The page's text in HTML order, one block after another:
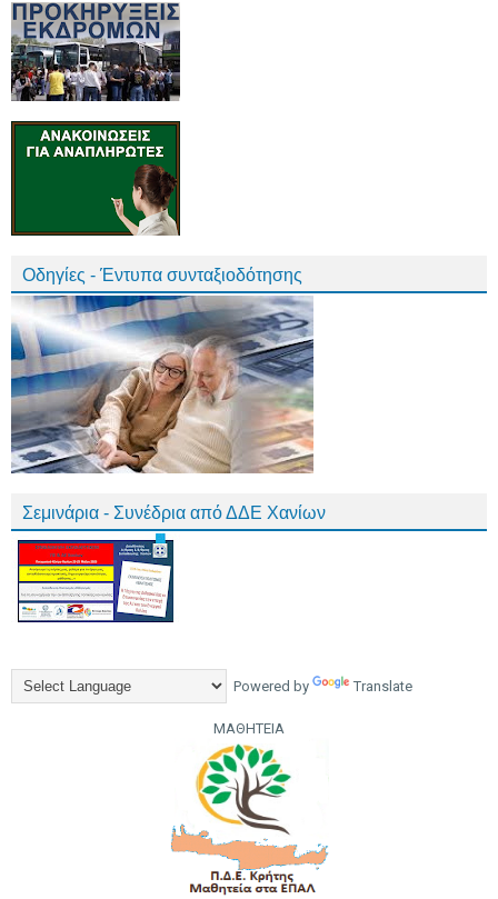
Οδηγίες - Έντυπα συνταξιοδότησης
Σεμινάρια - Συνέδρια από ΔΔΕ Χανίων
Powered by Translate
ΜΑΘΗΤΕΙΑ